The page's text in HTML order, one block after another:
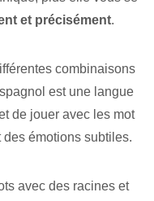
et précisément.
combinaisons
est une langue
de jouer avec les mot
émotions subtiles.
avec des racines et